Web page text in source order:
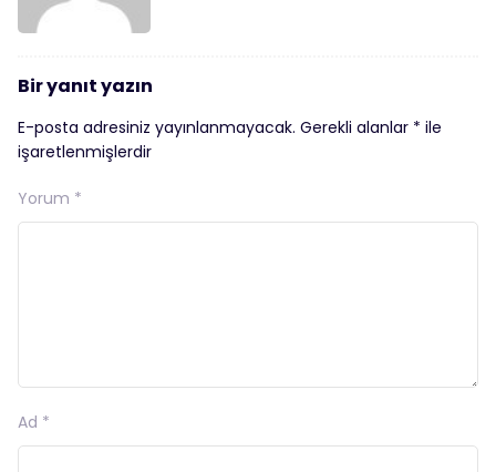
Bir yanıt yazın
E-posta adresiniz yayınlanmayacak. Gerekli alanlar * ile
işaretlenmişlerdir
Yorum *
Ad *